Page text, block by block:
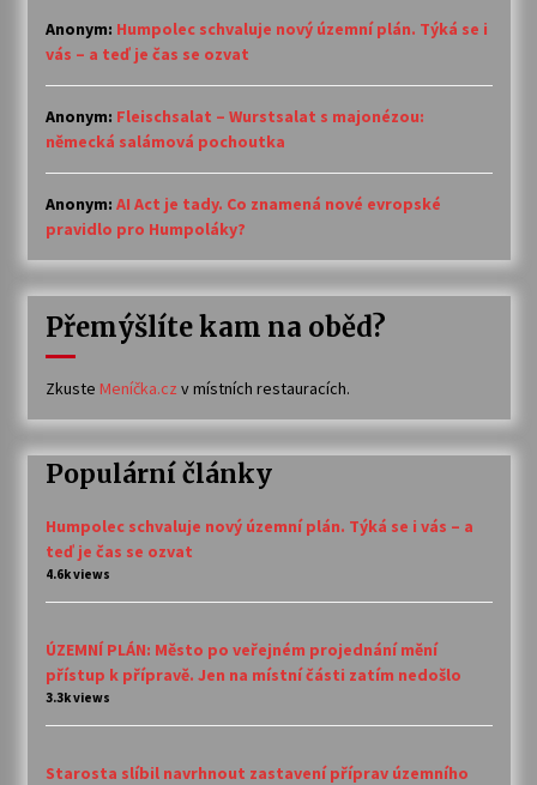
Anonym: Humpolec schvaluje nový územní plán. Týká se i
vás – a teď je čas se ozvat
Anonym: Fleischsalat – Wurstsalat s majonézou:
německá salámová pochoutka
Anonym: AI Act je tady. Co znamená nové evropské
pravidlo pro Humpoláky?
Přemýšlíte kam na oběd?
Zkuste Meníčka.cz v místních restauracích.
Populární články
Humpolec schvaluje nový územní plán. Týká se i vás – a
teď je čas se ozvat
4.6k views
ÚZEMNÍ PLÁN: Město po veřejném projednání mění
přístup k přípravě. Jen na místní části zatím nedošlo
3.3k views
Starosta slíbil navrhnout zastavení příprav územního